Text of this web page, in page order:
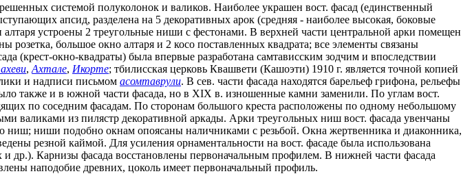
системой полуколонок и валиков. Наиболее украшен вост. фасад (единственный
апсид, разделена на 5 декоративных арок (средняя - наиболее высокая, боковые
устроены 2 треугольные ниши с фестонами. В верхней части центральной арки помещен
большое окно алтаря и 2 косо поставленных квадрата; все элементы связаны
(крест-окно-квадраты) была впервые разработана самтависским зодчим и впоследствии
, Ахтале, Икорте; тбилисская церковь Квашвети (Кашоэти) 1910 г. является точной копией
и надписи письмом асомтаврули. В сев. части фасада находятся барельеф грифона, рельефы
также и в южной части фасада, но в XIX в. изношенные камни заменили. По углам вост.
по соседним фасадам. По сторонам большого креста расположены по одному небольшому
валиками из пилястр декоративной аркады. Арки треугольных ниш вост. фасада увенчаны
ниш; ниши подобно окнам опоясаны наличниками с резьбой. Окна жертвенника и диаконника,
резной каймой. Для усиления орнаментальности на вост. фасаде была использована
и др.). Карнизы фасада восстановлены первоначальным профилем. В нижней части фасада
наподобие древних, цоколь имеет первоначальный профиль.